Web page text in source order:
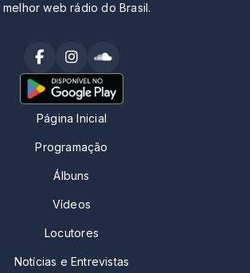
melhor web rádio do Brasil.
Página Inicial
Programação
Álbuns
Vídeos
Locutores
Notícias e Entrevistas